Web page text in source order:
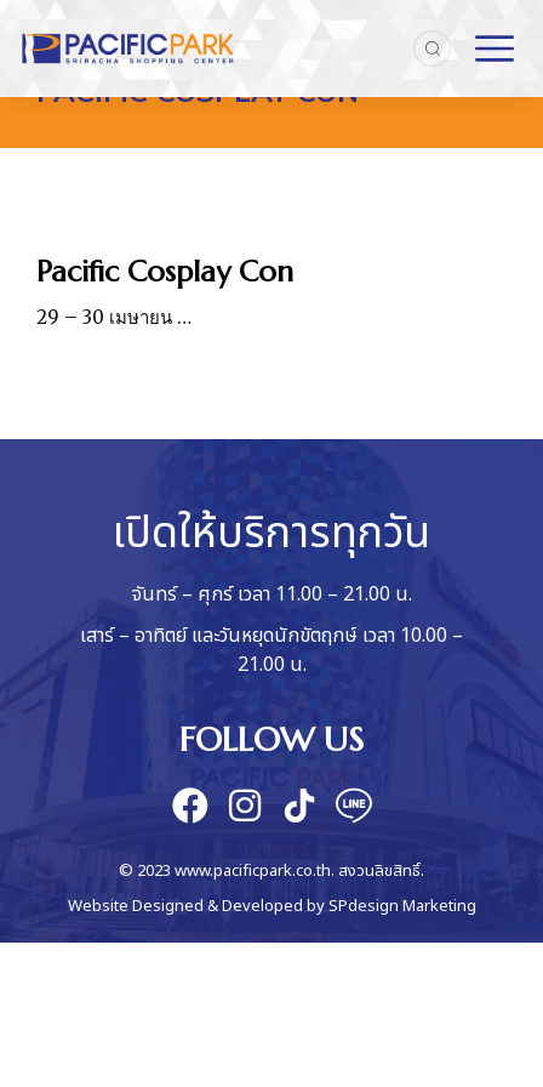
You are here:
Home Entries tagged with "Pacific Cosplay Con"
PACIFIC COSPLAY CON
Pacific Cosplay Con
29 – 30 เมษายน …
เปิดให้บริการทุกวัน
จันทร์ – ศุกร์ เวลา 11.00 – 21.00 น.
เสาร์ – อาทิตย์ และวันหยุดนักขัตฤกษ์ เวลา 10.00 –
21.00 น.
FOLLOW US
© 2023 www.pacificpark.co.th. สงวนลิขสิทธิ์.
Website Designed & Developed bySPdesign Marketing